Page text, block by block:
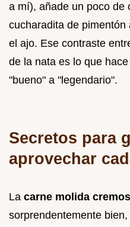
a mí), añade un poco de
cucharadita de
el ajo. Ese contraste
de la nata es lo que
"bueno" a "legendario".
Secretos para
aprovechar
La carne molida
sorprendentemente